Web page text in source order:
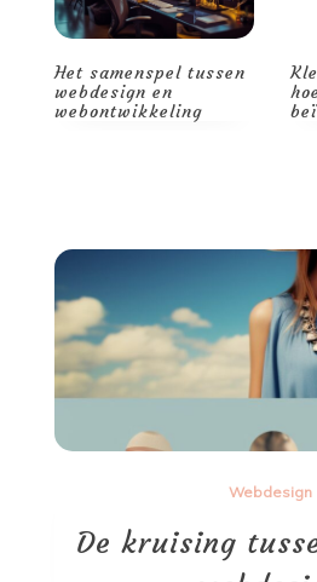
Het samenspel tussen
webdesign en
webontwikkeling
Webdesign
De kruising